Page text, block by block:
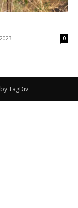
0
TagDiv